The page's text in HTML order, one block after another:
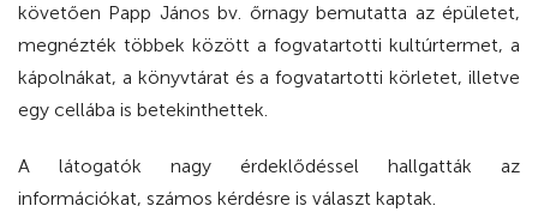
követően Papp János bv. őrnagy bemutatta az épületet,
megnézték többek között a fogvatartotti kultúrtermet, a
kápolnákat, a könyvtárat és a fogvatartotti körletet, illetve
egy cellába is betekinthettek.
A látogatók nagy érdeklődéssel hallgatták az
információkat, számos kérdésre is választ kaptak.